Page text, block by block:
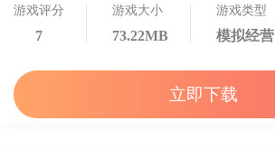
游戏评分
7
游戏大小
73.22MB
游戏类型
模拟经营
立即下载